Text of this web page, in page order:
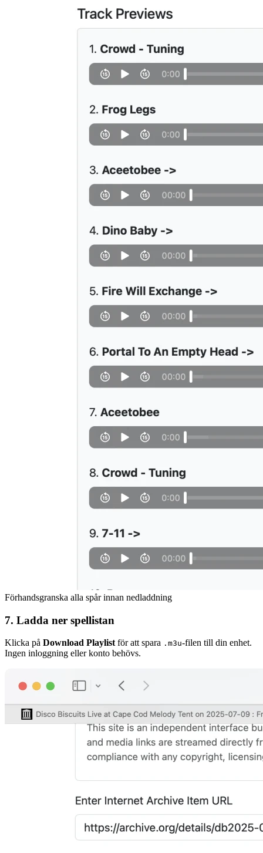
Förhandsgranska alla spår innan nedladdning
7. Ladda ner spellistan
Klicka på Download Playlist för att spara .m3u-filen till din enhet.
Ingen inloggning eller konto behövs.